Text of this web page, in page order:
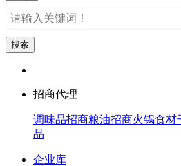
招商代理
调味品招商粮油招商火锅食材
品
企业库